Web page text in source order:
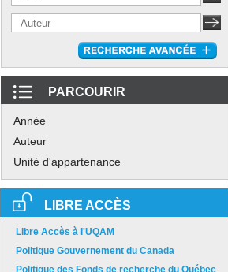
PARCOURIR
Année
Auteur
Unité d'appartenance
LIBRE ACCÈS
Libre Accès à l'UQAM
Politique Gouvernement du Canada
Politique des Fonds de recherche du Québec